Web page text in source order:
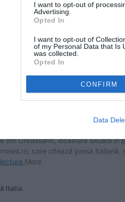
I want to opt-out of
Advertising.
Opted In
I want to opt-out of
of my Personal Data that Is
was collected.
Opted In
CONFIRM
Data